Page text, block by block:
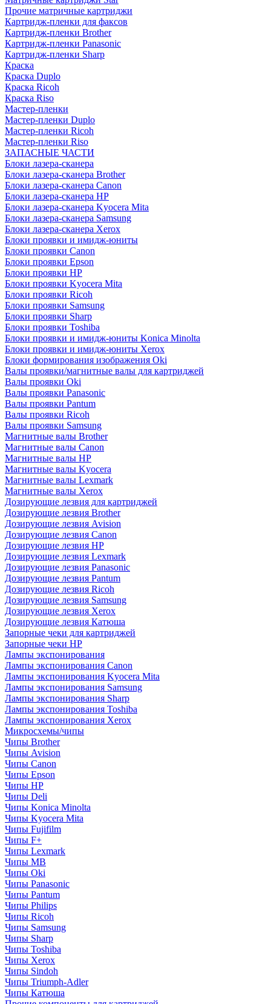
Прочие матричные картриджи
Картридж-пленки для факсов
Картридж-пленки Brother
Картридж-пленки Panasonic
Картридж-пленки Sharp
Краска
Краска Duplo
Краска Ricoh
Краска Riso
Мастер-пленки
Мастер-пленки Duplo
Мастер-пленки Ricoh
Мастер-пленки Riso
ЗАПАСНЫЕ ЧАСТИ
Блоки лазера-сканера
Блоки лазера-сканера Brother
Блоки лазера-сканера Canon
Блоки лазера-сканера HP
Блоки лазера-сканера Kyocera Mita
Блоки лазера-сканера Samsung
Блоки лазера-сканера Xerox
Блоки проявки и имидж-юниты
Блоки проявки Canon
Блоки проявки Epson
Блоки проявки HP
Блоки проявки Kyocera Mita
Блоки проявки Ricoh
Блоки проявки Samsung
Блоки проявки Sharp
Блоки проявки Toshiba
Блоки проявки и имидж-юниты Konica Minolta
Блоки проявки и имидж-юниты Xerox
Блоки формирования изображения Oki
Валы проявки/магнитные валы для картриджей
Валы проявки Oki
Валы проявки Panasonic
Валы проявки Pantum
Валы проявки Ricoh
Валы проявки Samsung
Магнитные валы Brother
Магнитные валы Canon
Магнитные валы HP
Магнитные валы Kyocera
Магнитные валы Lexmark
Магнитные валы Xerox
Дозирующие лезвия для картриджей
Дозирующие лезвия Brother
Дозирующие лезвия Avision
Дозирующие лезвия Canon
Дозирующие лезвия HP
Дозирующие лезвия Lexmark
Дозирующие лезвия Panasonic
Дозирующие лезвия Pantum
Дозирующие лезвия Ricoh
Дозирующие лезвия Samsung
Дозирующие лезвия Xerox
Дозирующие лезвия Катюша
Запорные чеки для картриджей
Запорные чеки HP
Лампы экспонирования
Лампы экспонирования Canon
Лампы экспонирования Kyocera Mita
Лампы экспонирования Samsung
Лампы экспонирования Sharp
Лампы экспонирования Toshiba
Лампы экспонирования Xerox
Микросхемы/чипы
Чипы Brother
Чипы Avision
Чипы Canon
Чипы Epson
Чипы HP
Чипы Deli
Чипы Konica Minolta
Чипы Kyocera Mita
Чипы Fujifilm
Чипы F+
Чипы Lexmark
Чипы MB
Чипы Oki
Чипы Panasonic
Чипы Pantum
Чипы Philips
Чипы Ricoh
Чипы Samsung
Чипы Sharp
Чипы Toshiba
Чипы Xerox
Чипы Sindoh
Чипы Triumph-Adler
Чипы Катюша